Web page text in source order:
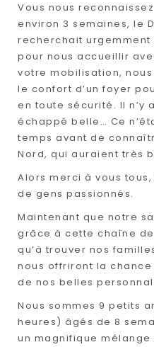
Vous nous
environ 3 semaines, le
recherchait urgemment
pour nous accueillir
votre mobilisation,
le confort d’un foyer
en toute sécurité. Il n’y
échappé belle… Ce
temps avant de
Nord, qui auraient très
Alors merci à vous
de gens passionnés.
Maintenant que notre
grâce à cette chaîne
qu’à trouver nos
nous offriront la
de nos belles
Nous sommes 9 petits
heures) âgés de 8
un magnifique